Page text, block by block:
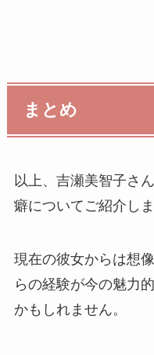
まとめ
以上、吉瀬美智子さ
癖についてご紹介しま
現在の彼女からは想
らの経験が今の魅力
かもしれません。